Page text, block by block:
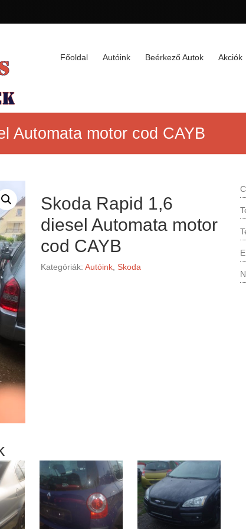
Főoldal Autóink Beérkező Autok Akciók
Automata motor cod CAYB
Skoda Rapid 1,6
diesel Automata motor
cod CAYB
Kategóriák: Autóink, Skoda